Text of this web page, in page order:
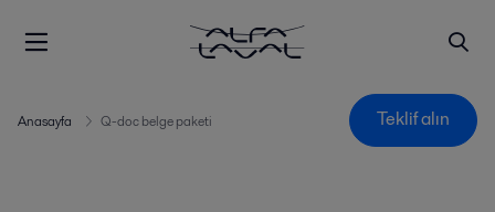
Anasayfa Q-doc belge paketi Teklif alın